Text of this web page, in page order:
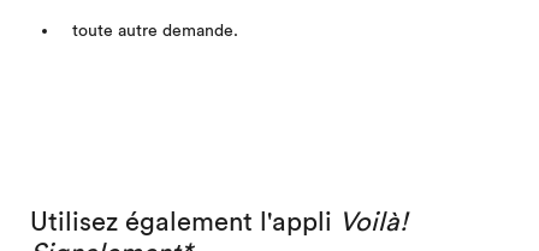
toute autre demande.
Utilisez également l'appli Voilà!